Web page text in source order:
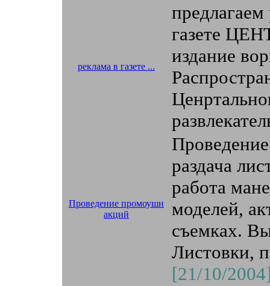
реклама в газете ...
газете
издание
Проведение промоушн
акций
раздача
работа
моделей,
съемках.
Листовки,
[21/10/